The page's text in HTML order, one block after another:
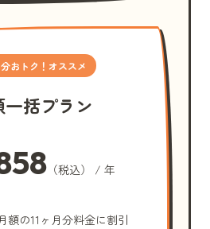
おトク！オススメ
括プラン
（税込） / 年
額の11ヶ月分料金に割引